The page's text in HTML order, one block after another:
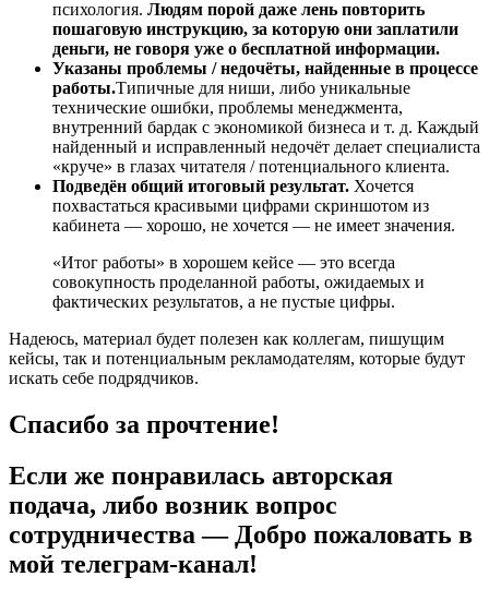
психология. Людям порой даже лень повторить
пошаговую инструкцию, за которую они заплатили
деньги, не говоря уже о бесплатной информации.
Указаны проблемы / недочёты, найденные в процессе
работы.Типичные для ниши, либо уникальные
технические ошибки, проблемы менеджмента,
внутренний бардак с экономикой бизнеса и т. д. Каждый
найденный и исправленный недочёт делает специалиста
«круче» в глазах читателя / потенциального клиента.
Подведён общий итоговый результат. Хочется
похвастаться красивыми цифрами скриншотом из
кабинета — хорошо, не хочется — не имеет значения.
«Итог работы» в хорошем кейсе — это всегда
совокупность проделанной работы, ожидаемых и
фактических результатов, а не пустые цифры.
Надеюсь, материал будет полезен как коллегам, пишущим
кейсы, так и потенциальным рекламодателям, которые будут
искать себе подрядчиков.
Спасибо за прочтение!
Если же понравилась авторская
подача, либо возник вопрос
сотрудничества — Добро пожаловать в
мой телеграм-канал!